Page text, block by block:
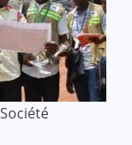
Société